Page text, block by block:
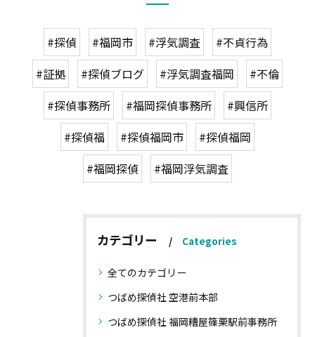
#探偵 #福岡市 #浮気調査
#不貞行為
#証拠
#探偵ブログ #浮気調査福岡
#不倫
#探偵事務所
#福岡探偵事務所
#興信所
#探偵福
#探偵福岡市
#探偵福岡
#福岡探偵
#福岡浮気調査
カテゴリー Categories
全てのカテゴリー
つばめ探偵社 空港前本部
つばめ探偵社 福岡糟屋篠栗駅前事務所